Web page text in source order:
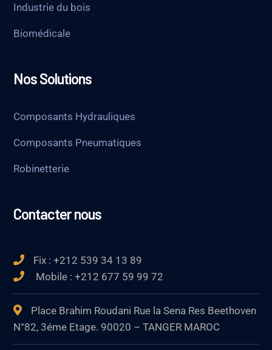
Industrie du bois
Biomédicale
Nos Solutions
Composants Hydrauliques
Composants Pneumatiques
Robinetterie
Contacter nous
Fix : +212 539 34 13 89
Mobile : +212 677 59 99 72
Place Brahim Roudani Rue la Sena Res Beethoven
N°82, 3éme Etage. 90020 – TANGER MAROC